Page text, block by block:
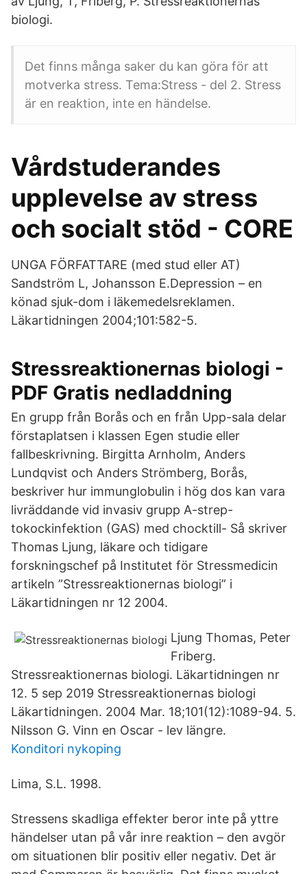
biologi.
Det finns många saker du kan göra för att
motverka stress. Tema:Stress - del 2. Stress
är en reaktion, inte en händelse.
Vårdstuderandes
upplevelse av stress
och socialt stöd - CORE
UNGA FÖRFATTARE (med stud eller AT)
Sandström L, Johansson E.Depression – en
könad sjuk-dom i läkemedelsreklamen.
Läkartidningen 2004;101:582-5.
Stressreaktionernas biologi -
PDF Gratis nedladdning
En grupp från Borås och en från Upp-sala delar
förstaplatsen i klassen Egen studie eller
fallbeskrivning. Birgitta Arnholm, Anders
Lundqvist och Anders Strömberg, Borås,
beskriver hur immunglobulin i hög dos kan vara
livräddande vid invasiv grupp A-strep-
tokockinfektion (GAS) med chocktill- Så skriver
Thomas Ljung, läkare och tidigare
forskningschef på Institutet för Stressmedicin
artikeln ”Stressreaktionernas biologi” i
Läkartidningen nr 12 2004.
Ljung Thomas, Peter
Friberg.
Stressreaktionernas biologi. Läkartidningen nr
12. 5 sep 2019 Stressreaktionernas biologi
Läkartidningen. 2004 Mar. 18;101(12):1089-94. 5.
Nilsson G. Vinn en Oscar - lev längre.
Konditori nykoping
Lima, S.L. 1998.
Stressens skadliga effekter beror inte på yttre
händelser utan på vår inre reaktion – den avgör
om situationen blir positiv eller negativ. Det är